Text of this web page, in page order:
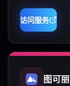
访问服务
图可丽